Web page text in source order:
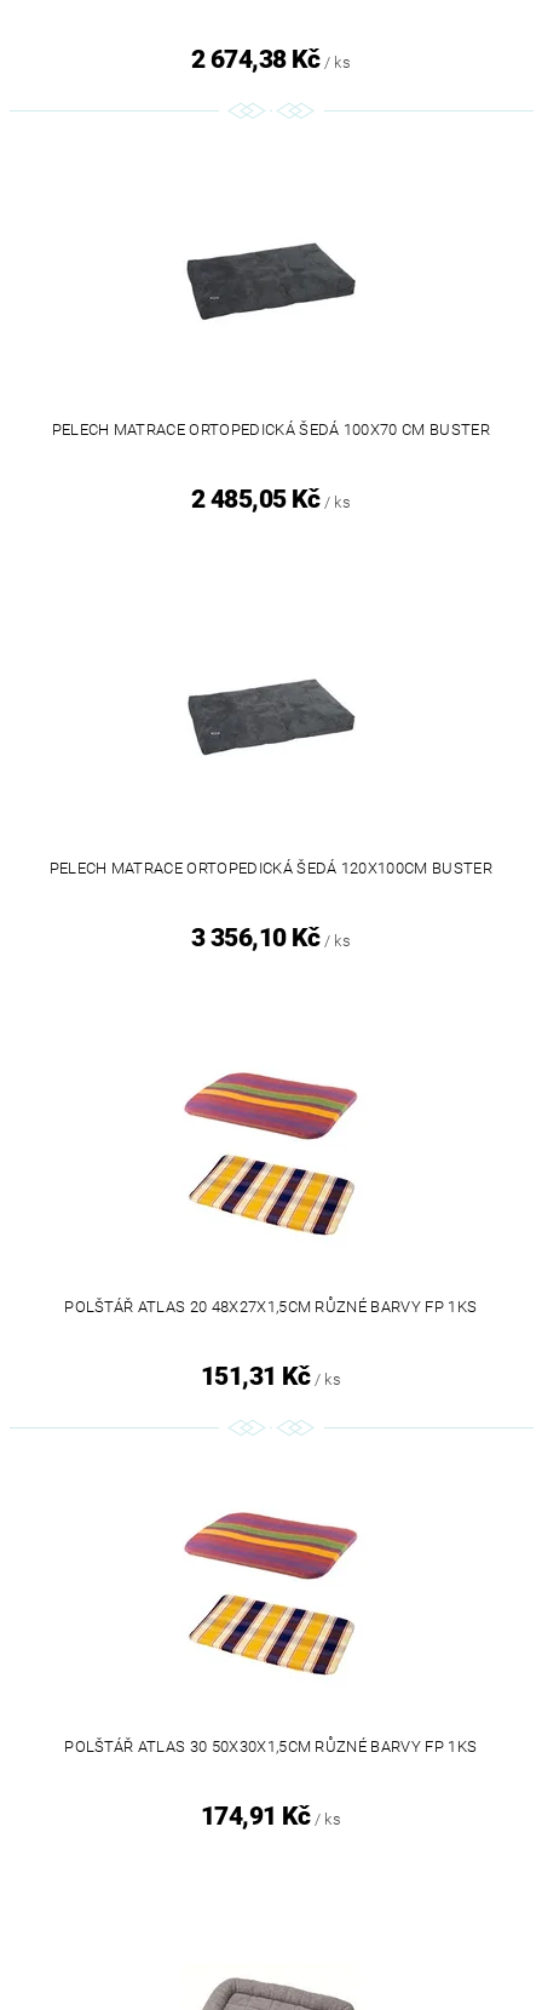
2 674,38 Kč / ks
PELECH MATRACE ORTOPEDICKÁ ŠEDÁ 100X70 CM BUSTER
2 485,05 Kč / ks
PELECH MATRACE ORTOPEDICKÁ ŠEDÁ 120X100CM BUSTER
3 356,10 Kč / ks
POLŠTÁŘ ATLAS 20 48X27X1,5CM RŮZNÉ BARVY FP 1KS
151,31 Kč / ks
POLŠTÁŘ ATLAS 30 50X30X1,5CM RŮZNÉ BARVY FP 1KS
174,91 Kč / ks